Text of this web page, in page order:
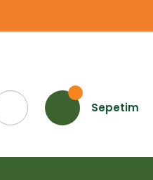
Sepetim